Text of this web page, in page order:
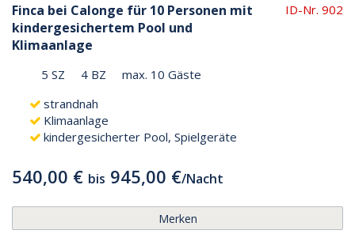
Finca bei Calonge für 10 Personen mit
kindergesichertem Pool und
Klimaanlage
ID-Nr. 902
5 SZ 4 BZ
max. 10 Gäste
strandnah
Klimaanlage
kindergesicherter Pool, Spielgeräte
540,00 € bis 945,00 €/Nacht
Merken